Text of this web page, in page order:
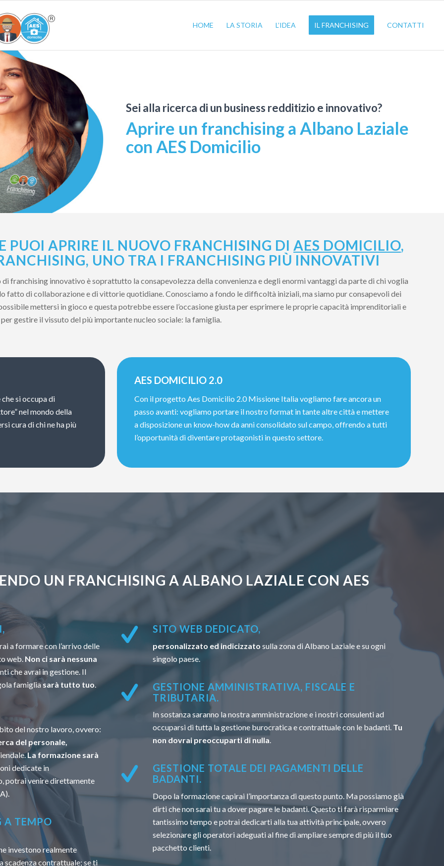
HOME LA STORIA L’IDEA IL FRANCHISING CONTATTI
Sei alla ricerca di un business redditizio e innovativo?
Aprire un franchising a Albano Laziale
con AES Domicilio
APRIRE IL NUOVO FRANCHISING DI AES DOMICILIO,
UNO TRA I FRANCHISING PIÙ INNOVATIVI
franchising innovativo è soprattutto la consapevolezza della convenienza e degli enormi vantaggi da parte di chi voglia
fatto di collaborazione e di vittorie quotidiane. Conosciamo a fondo le difficoltà iniziali, ma siamo pur consapevoli dei
mettersi in gioco e questa potrebbe essere l’occasione giusta per esprimere le proprie capacità imprenditoriali e
per gestire il vissuto del più importante nucleo sociale: la famiglia.
si occupa di
nel mondo della
cura di chi ne ha più
AES DOMICILIO 2.0
Con il progetto Aes Domicilio 2.0 Missione Italia vogliamo fare ancora un
passo avanti: vogliamo portare il nostro format in tante altre città e mettere
a disposizione un know-how da anni consolidato sul campo, offrendo a tutti
l’opportunità di diventare protagonisti in questo settore.
UN FRANCHISING A ALBANO LAZIALE CON AES
a formare con l’arrivo delle
web. Non ci sarà nessuna
che avrai in gestione. Il
famigliasarà tutto tuo
del nostro lavoro, ovvero:
del personale,
La formazione sarà
dedicate in
potrai venire direttamente
A TEMPO
investono realmente
scadenza contrattuale; se ti
SITO WEB DEDICATO,
personalizzato ed indicizzato sulla zona di Albano Laziale e su ogni
singolo paese.
GESTIONE AMMINISTRATIVA, FISCALE E
TRIBUTARIA.
In sostanza saranno la nostra amministrazione e i nostri consulenti ad
occuparsi di tutta la gestione burocratica e contrattuale con le badanti. Tu
non dovrai preoccuparti di nulla.
GESTIONE TOTALE DEI PAGAMENTI DELLE
BADANTI.
Dopo la formazione capirai l’importanza di questo punto. Ma possiamo già
dirti che non sarai tu a dover pagare le badanti. Questo ti farà risparmiare
tantissimo tempo e potrai dedicarti alla tua attività principale, ovvero
selezionare gli operatori adeguati al fine di ampliare sempre di più il tuo
pacchetto clienti.